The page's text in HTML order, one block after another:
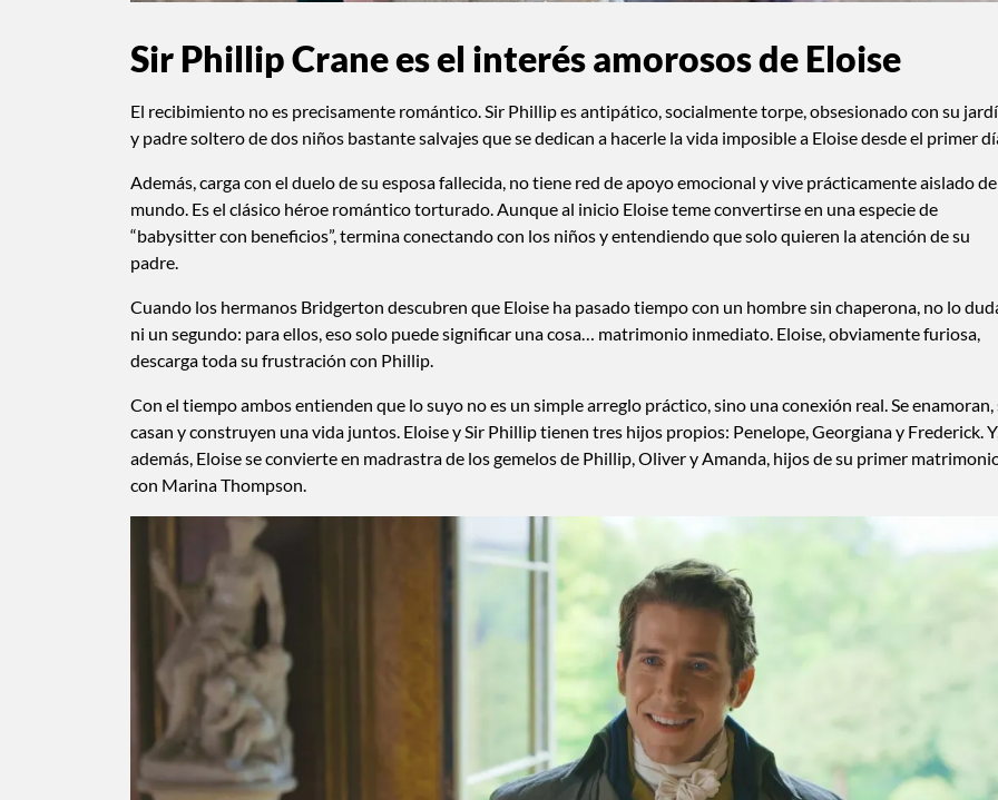
Sir Phillip Crane es el interés amorosos de Eloise
El recibimiento no es precisamente romántico. Sir Phillip es antipático, socialmente torpe, obsesionado con su
y padre soltero de dos niños bastante salvajes que se dedican a hacerle la vida imposible a Eloise desde el primer
Además, carga con el duelo de su esposa fallecida, no tiene red de apoyo emocional y vive prácticamente aislado
mundo. Es el clásico héroe romántico torturado. Aunque al inicio Eloise teme convertirse en una especie de
“babysitter con beneficios”, termina conectando con los niños y entendiendo que solo quieren la atención de su
padre.
Cuando los hermanos Bridgerton descubren que Eloise ha pasado tiempo con un hombre sin chaperona, no lo
ni un segundo: para ellos, eso solo puede significar una cosa… matrimonio inmediato. Eloise, obviamente furiosa,
descarga toda su frustración con Phillip.
Con el tiempo ambos entienden que lo suyo no es un simple arreglo práctico, sino una conexión real. Se enamoran,
casan y construyen una vida juntos. Eloise y Sir Phillip tienen tres hijos propios: Penelope, Georgiana y Frederick.
además, Eloise se convierte en madrastra de los gemelos de Phillip, Oliver y Amanda, hijos de su primer
con Marina Thompson.